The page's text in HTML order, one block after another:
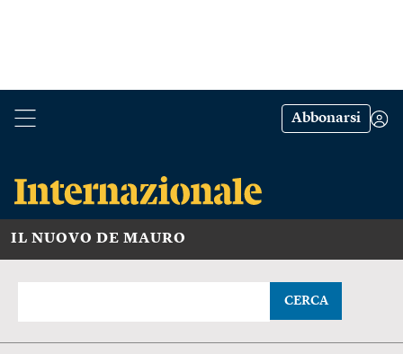
Abbonarsi
IL NUOVO DE MAURO
CERCA